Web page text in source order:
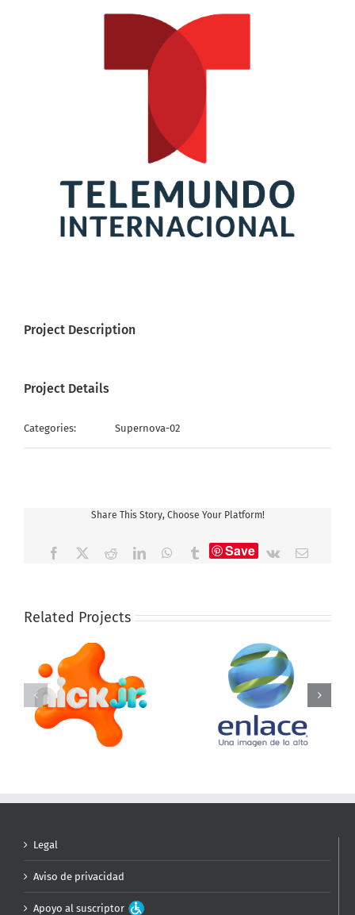
Project Description
Project Details
Categories: Supernova-02
Share This Story, Choose Your Platform!
Facebook RedditLinkedInWhatsApp
TumblrSave Vk Email
Related Projects
Legal
Aviso de privacidad
Apoyo al suscriptor